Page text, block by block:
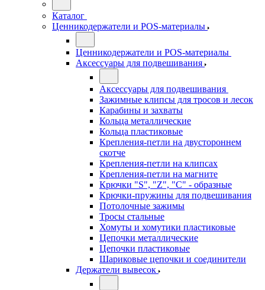
Каталог
Ценникодержатели и POS-материалы
Ценникодержатели и POS-материалы
Аксессуары для подвешивания
Аксессуары для подвешивания
Зажимные клипсы для тросов и лесок
Карабины и захваты
Кольца металлические
Кольца пластиковые
Крепления-петли на двустороннем
скотче
Крепления-петли на клипсах
Крепления-петли на магните
Крючки "S", "Z", "C" - образные
Крючки-пружины для подвешивания
Потолочные зажимы
Тросы стальные
Хомуты и хомутики пластиковые
Цепочки металлические
Цепочки пластиковые
Шариковые цепочки и соединители
Держатели вывесок